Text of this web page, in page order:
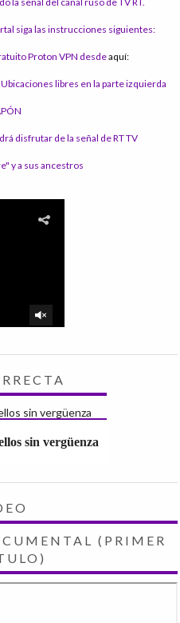
siga las instrucciones siguientes:
Proton VPN desdeaquí:
libres en la parte izquierda
disfrutar de la señal de RT TV
y a sus ancestros
sin vergüenza
(PRIMER